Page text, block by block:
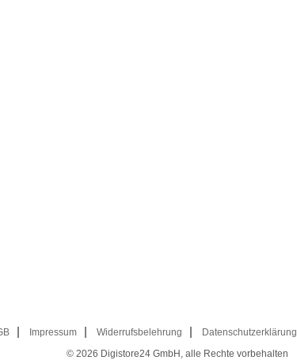
Impressum Widerrufsbelehrung Datenschutzerklärung
© 2026 Digistore24 GmbH, alle Rechte vorbehalten